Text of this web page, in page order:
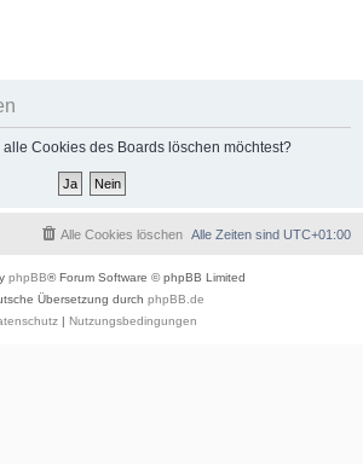
alle Cookies des Boards löschen möchtest?
Alle Zeiten sind UTC+01:00
Alle Cookies löschen
phpBB® Forum Software © phpBB Limited
Übersetzung durch phpBB.de
| Nutzungsbedingungen